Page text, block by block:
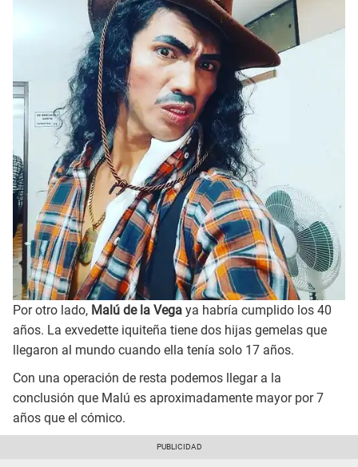
Por otro lado, Malú de la Vega ya habría cumplido los 40
años. La exvedette iquiteña tiene dos hijas gemelas que
llegaron al mundo cuando ella tenía solo 17 años.
Con una operación de resta podemos llegar a la
conclusión que Malú es aproximadamente mayor por 7
años que el cómico.